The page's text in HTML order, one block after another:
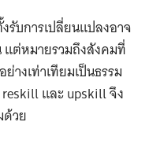
บการเปลี่ยนแปลงอาจ
ต่หมายรวมถึงสังคมที่
างเท่าเทียมเป็นธรรม
และ upskill จึง
ด้วย